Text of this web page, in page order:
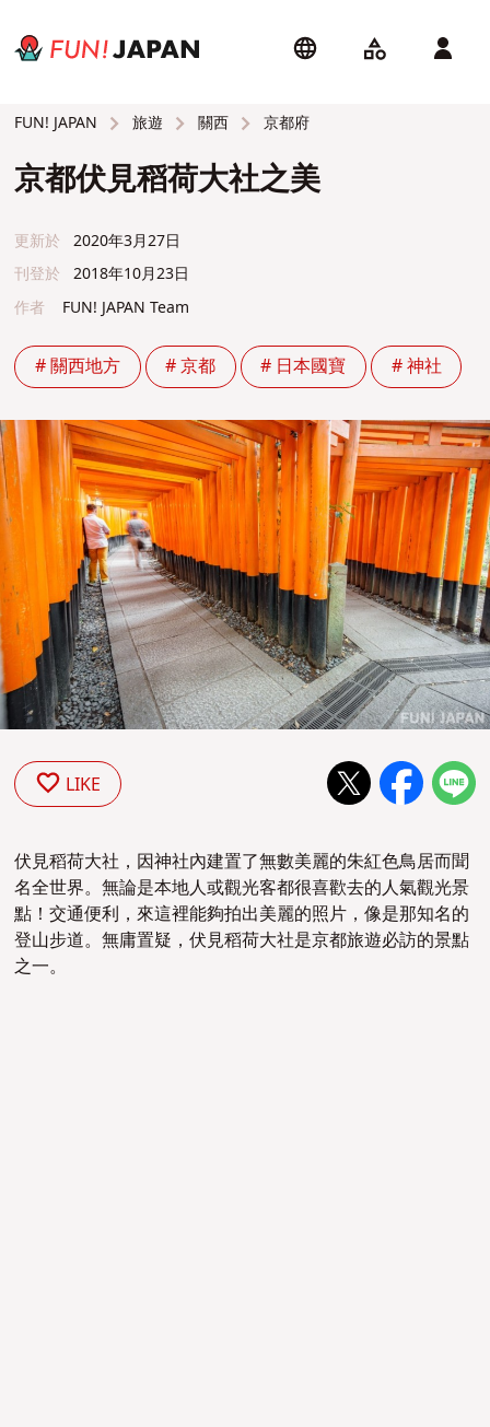
FUN! JAPAN 旅遊 關西 京都府
京都伏見稻荷大社之美
更新於
2020年3月27日
刊登於
2018年10月23日
作者
FUN! JAPAN Team
# 關西地方 # 京都 # 日本國寶 # 神社
LIKE
伏見稻荷大社，因神社內建置了無數美麗的朱紅色鳥居而聞
名全世界。無論是本地人或觀光客都很喜歡去的人氣觀光景
點！交通便利，來這裡能夠拍出美麗的照片，像是那知名的
登山步道。無庸置疑，伏見稻荷大社是京都旅遊必訪的景點
之一。